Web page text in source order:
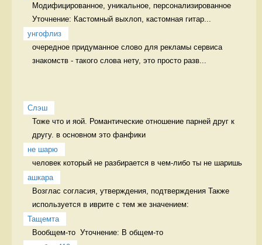
Модифицированное, уникальное, персонализированное
Уточнение: Кастомный выхлоп, кастомная гитар...
унгофлиз
очередное придуманное слово для рекламы сервиса
знакомств - такого слова нету, это просто разв...
Слэш
Тоже что и яой. Романтические отношение парней друг к
другу. в основном это фанфики
не шарю
ашкара
Возглас согласия, утверждения, подтверждения Также
используется в иврите с тем же значением:
Тащемта
Вообщем-то  Уточнение: В общем-то